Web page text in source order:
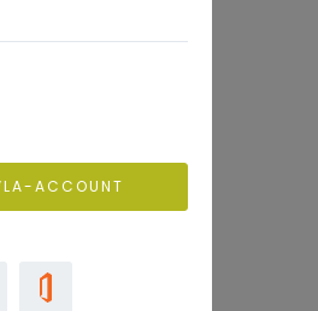
ACCOUNT